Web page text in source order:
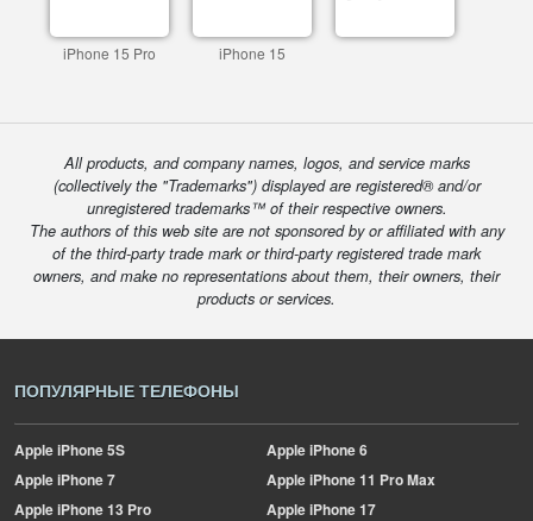
iPhone 15 Pro iPhone 15
All products, and company names, logos, and service marks
(collectively the "Trademarks") displayed are registered® and/or
unregistered trademarks™ of their respective owners.
The authors of this web site are not sponsored by or affiliated with any
of the third-party trade mark or third-party registered trade mark
owners, and make no representations about them, their owners, their
products or services.
ПОПУЛЯРНЫЕ ТЕЛЕФОНЫ
AppleiPhone 5S AppleiPhone 6
AppleiPhone 7 AppleiPhone 11 Pro Max
AppleiPhone 13 Pro AppleiPhone 17